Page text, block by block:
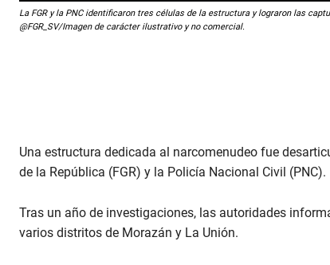
La FGR y la PNC identificaron tres células de la estructura y lograron las
@FGR_SV/Imagen de carácter ilustrativo y no comercial.
Una estructura dedicada al narcomenudeo fue
de la República (FGR) y la Policía Nacional Civil (PNC).
Tras un año de investigaciones, las autoridades
varios distritos de Morazán y La Unión.